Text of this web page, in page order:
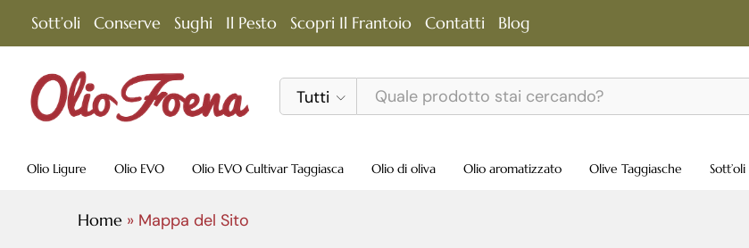
Sott’oli Conserve Sughi Il Pesto Scopri Il Frantoio Contatti Blog
Tutti
Olio Ligure Olio EVO Olio EVO Cultivar Taggiasca Olio di oliva Olio aromatizzato Olive Taggiasche Sott’oli
Home » Mappa del Sito